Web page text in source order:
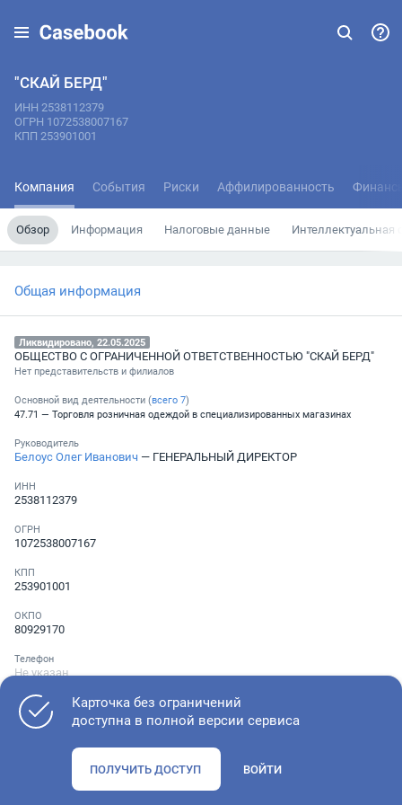
"СКАЙ БЕРД"
ИНН 2538112379
ОГРН 1072538007167
КПП 253901001
Компания События Риски Аффилированность
Обзор Информация Налоговые данные Интеллектуальная
Общая информация
Ликвидировано, 22.05.2025
ОБЩЕСТВО С ОГРАНИЧЕННОЙ ОТВЕТСТВЕННОСТЬЮ "СКАЙ БЕРД"
Нет представительств и филиалов
Основной вид деятельности (всего 7)
47.71 — Торговля розничная одеждой в специализированных магазинах
Руководитель
Белоус Олег Иванович — ГЕНЕРАЛЬНЫЙ ДИРЕКТОР
ИНН
2538112379
ОГРН
1072538007167
КПП
253901001
ОКПО
80929170
Телефон
Не указан
Проверьте учредительные документы, адрес регистрации и
Карточка без ограничений
доступна в полной версии сервиса
ПОЛУЧИТЬ ДОСТУП ВОЙТИ